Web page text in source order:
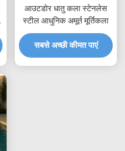
आउटडोर धातु कला स्टेनलेस
स्टील आधुनिक अमूर्त मूर्तिकला
सबसे अच्छी कीमत पाएं